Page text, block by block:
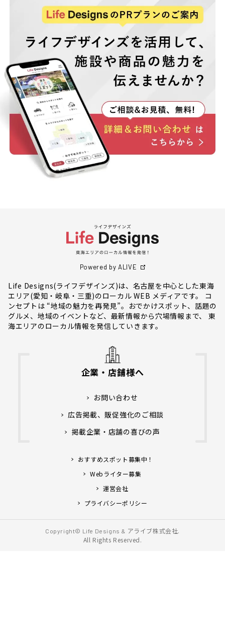
Powered by ALIVE
Life Designs(ライフデザインズ)は、名古屋を中心とした東海
エリア(愛知・岐阜・三重)のローカル WEB メディアです。 コ
ンセプトは “地域の魅力を再発見”。おでかけスポット、話題の
グルメ、地域のイベントなど、最新情報から穴場情報まで、 東
海エリアのローカル情報を発信していきます。
企業・店舗様へ
お問い合わせ
広告掲載、販促強化のご相談
掲載企業・店舗の喜びの声
おすすめスポット募集中！
Webライター募集
運営会社
プライバシーポリシー
Copyright© Life Designs & アライブ株式会社.
All Rights Reserved.